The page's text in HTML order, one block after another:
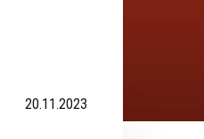
20.11.2023